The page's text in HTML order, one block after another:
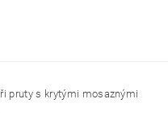
pruty s krytými mosaznými